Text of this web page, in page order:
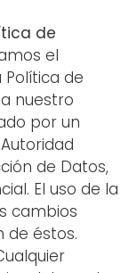
de
el
de
nuestro
por un
de Datos,
El uso de la
cambios
de éstos.